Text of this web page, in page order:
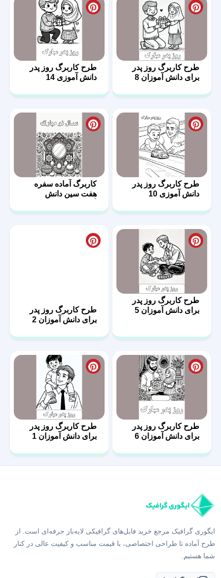
طرح کاربرگ روز پدر
برای دانش آموزان 8
طرح کاربرگ روز پدر
دانش آموزی 14
طرح کاربرگ روز پدر
دانش آموزی 10
کاربرگ آماده سفره
هفت سین دانش
طرح کاربرگ روز پدر
برای دانش آموزان 5
برای دانش آموزان 2
برای دانش آموزان 6
طرح کاربرگ روز پدر
برای دانش آموزان 1
طرح آماده تا طراحی اختصاصی، با قیمت مناسب و کیفیت عالی در کنار
شما هستیم.
اینستاگرام ما